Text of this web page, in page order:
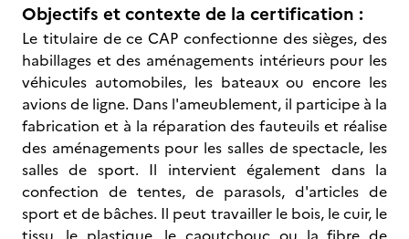
Objectifs et contexte de la certification :
Le titulaire de ce CAP confectionne des sièges, des
habillages et des aménagements intérieurs pour les
véhicules automobiles, les bateaux ou encore les
avions de ligne. Dans l'ameublement, il participe à la
fabrication et à la réparation des fauteuils et réalise
des aménagements pour les salles de spectacle, les
salles de sport. Il intervient également dans la
confection de tentes, de parasols, d'articles de
sport et de bâches. Il peut travailler le bois, le cuir, le